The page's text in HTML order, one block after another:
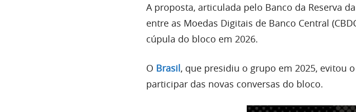
A proposta, articulada pelo Banco da Reserva
entre as Moedas Digitais de Banco Central
cúpula do bloco em 2026.
O Brasil, que presidiu o grupo em 2025, evitou
participar das novas conversas do bloco.